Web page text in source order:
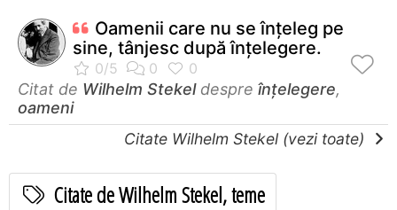
Oamenii care nu se înţeleg pe
sine, tânjesc după înţelegere.
Citat de Wilhelm Stekeldespre înțelegere,
oameni
Citate Wilhelm Stekel (vezi toate)
Citate de Wilhelm Stekel, teme